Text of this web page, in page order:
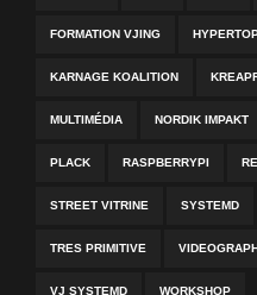
FORMATION VJING
KARNAGE KOALITION
MULTIMÉDIA NORDIK IMPAKT
PLACK RASPBERRYPI
STREET VITRINE SYSTEMD
TRES PRIMITIVE
VJ SYSTEMD WORKSHOP